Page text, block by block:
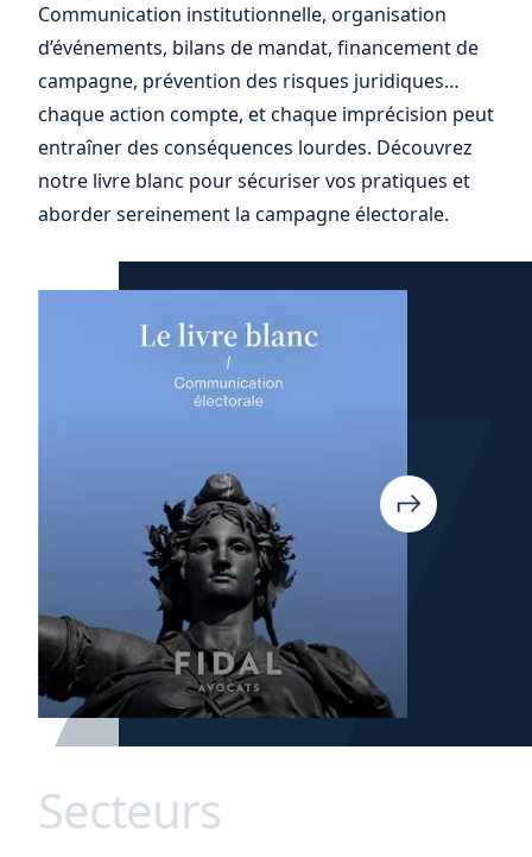
Communication institutionnelle, organisation
d’événements, bilans de mandat, financement de
campagne, prévention des risques juridiques…
chaque action compte, et chaque imprécision peut
entraîner des conséquences lourdes. Découvrez
notre livre blanc pour sécuriser vos pratiques et
aborder sereinement la campagne électorale.
Secteurs